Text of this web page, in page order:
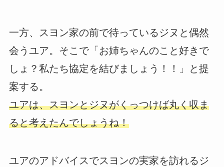
一方、スヨン家の前で待っているジヌと偶然
会うユア。そこで「お姉ちゃんのこと好きで
しょ？私たち協定を結びましょう！！」と提
案する。
ユアは、スヨンとジヌがくっつけば丸く収ま
ると考えたんでしょうね！
ユアのアドバイスでスヨンの実家を訪れるジ